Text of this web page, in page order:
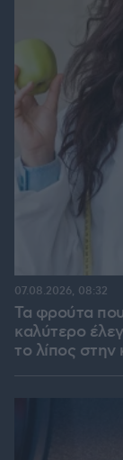
Τα φρούτα που
καλύτερο
το λίπος στην
07.08.2026, 08:32